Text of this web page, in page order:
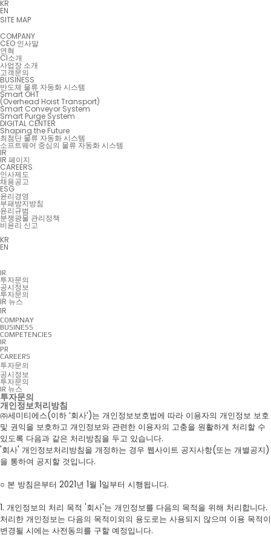
KR
EN
SITE MAP
COMPANY
CEO 인사말
연혁
CI소개
사업장 소개
고객문의
BUSINESS
반도체 물류 자동화 시스템
Smart OHT
(Overhead Hoist Transport)
Smart Conveyor System
Smart Purge System
DIGITAL CENTER
Shaping the Future
최첨단 물류 자동화 시스템
소프트웨어 중심의 물류 자동화 시스템
IR
IR 페이지
CAREERS
인사제도
채용공고
ESG
윤리경영
부패방지방침
윤리규범
분쟁광물 관리정책
비윤리 신고
KR
EN
IR
투자문의
공시정보
투자문의
IR 뉴스
IR
COMPNAY
BUSINESS
COMPETENCIES
IR
PR
CAREERS
투자문의
공시정보
투자문의
IR 뉴스
투자문의
개인정보처리방침
㈜세미티에스(이하 ‘회사’)는 개인정보보호법에 따라 이용자의 개인정보 보호
및 권익을 보호하고 개인정보와 관련한 이용자의 고충을 원활하게 처리할 수
있도록 다음과 같은 처리방침을 두고 있습니다.
'회사' 개인정보처리방침을 개정하는 경우 웹사이트 공지사항(또는 개별공지)
을 통하여 공지할 것입니다.
○ 본 방침은부터 2021년 1월 1일부터 시행됩니다.
1. 개인정보의 처리 목적 '회사'는 개인정보를 다음의 목적을 위해 처리합니다.
처리한 개인정보는 다음의 목적이외의 용도로는 사용되지 않으며 이용 목적이
변경될 시에는 사전동의를 구할 예정입니다.